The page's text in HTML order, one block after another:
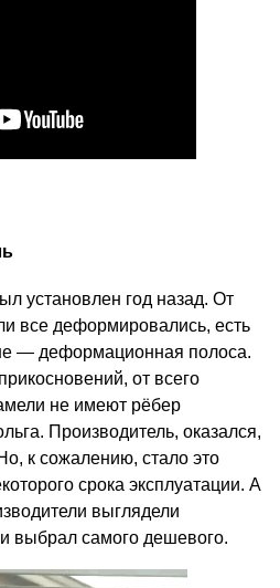
установлен год назад. От
все деформировались, есть
— деформационная полоса.
от всего
не имеют рёбер
Производитель, оказался,
к сожалению, стало это
срока эксплуатации. А
выглядели
выбрал самого дешевого.